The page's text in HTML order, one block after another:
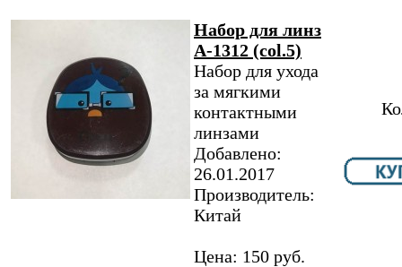
Набор для линз
A-1312 (col.5)
Набор для ухода
за мягкими
контактными
линзами
Добавлено:
26.01.2017
Производитель:
Китай
Цена: 150 руб.